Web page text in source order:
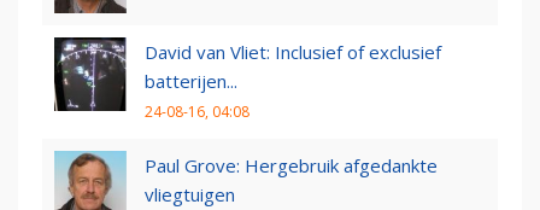
David van Vliet: Inclusief of exclusief
batterijen...
24-08-16, 04:08
Paul Grove: Hergebruik afgedankte
vliegtuigen